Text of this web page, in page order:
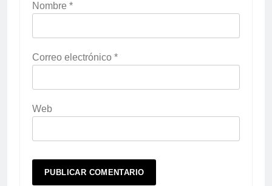
Nombre *
Correo electrónico *
Web